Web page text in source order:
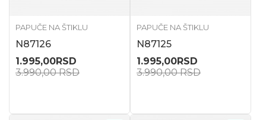
PAPUČE NA ŠTIKLU
N87126
1.995,00RSD
3.990,00RSD
PAPUČE NA ŠTIKLU
N87125
1.995,00RSD
3.990,00RSD